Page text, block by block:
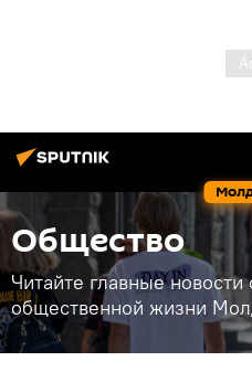
Общество
Читайте главные
общественной жизни